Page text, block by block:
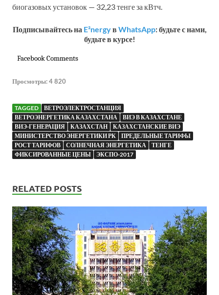
биогазовых установок — 32,23 тенге за кВтч.
Подписывайтесь на E²nergyв WhatsApp: будьте с нами,
будьте в курсе!
Facebook Comments
Просмотры:4 820
TAGGED
ВЕТРОЭЛЕКТРОСТАНЦИЯ
ВЕТРОЭНЕРГЕТИКА КАЗАХСТАНА
ВИЭ В КАЗАХСТАНЕ
ВИЭ-ГЕНЕРАЦИЯ
КАЗАХСТАН
КАЗАХСТАНСКИЕ ВИЭ
МИНИСТЕРСТВО ЭНЕРГЕТИКИ РК
ПРЕДЕЛЬНЫЕ ТАРИФЫ
РОСТ ТАРИФОВ
СОЛНЕЧНАЯ ЭНЕРГЕТИКА
ТЕНГЕ
ФИКСИРОВАННЫЕ ЦЕНЫ
ЭКСПО-2017
RELATED POSTS